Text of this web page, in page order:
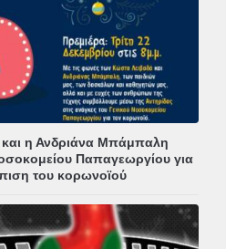
η Ανδριάνα Μπάμπαλη
Παπαγεωργίου για
του κορωνοϊού